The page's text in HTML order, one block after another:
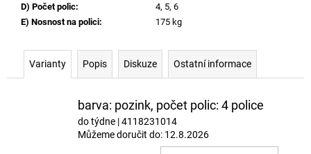
D) Počet polic:
4, 5, 6
E) Nosnost na polici: 175 kg
Varianty Popis Diskuze Ostatní informace
barva: pozink, počet polic: 4 police
do týdne | 4118231014
Můžeme doručit do: 12.8.2026